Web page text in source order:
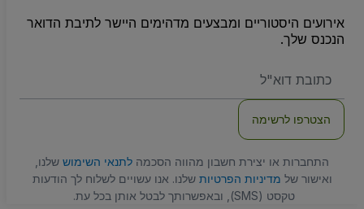
אירועים היסטוריים ומבצעים מדהימים היישר לתיבת הדואר
הנכנס שלך.
שלכם
הצטרפו לרשימה
התחברות או יצירת חשבון מהווה הסכמהלתנאי השימוששלנו,
ואישור שלמדיניות הפרטיותשלנו. אנו עשויים לשלוח לך הודעות
טקסט (SMS), ובאפשרותך לבטל אותן בכל עת.